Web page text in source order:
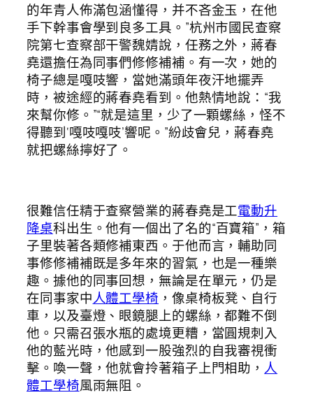
的年青人佈滿包涵懂得，并不吝金玉，在他
手下幹事會學到良多工具。”杭州市國民查察
院第七查察部干警魏婧說，任務之外，蔣春
堯還擔任為同事們修修補補。有一次，她的
椅子總是嘎吱響，當她滿頭年夜汗地擺弄
時，被途經的蔣春堯看到。他熱情地說：“我
來幫你修。”“就是這里，少了一顆螺絲，怪不
得聽到‘嘎吱嘎吱’響呢。”紛歧會兒，蔣春堯
就把螺絲擰好了。
很難信任精于查察營業的蔣春堯是工電動升
降桌科出生。他有一個出了名的“百寶箱”，箱
子里裝著各類修補東西。于他而言，輔助同
事修修補補既是多年來的習氣，也是一種樂
趣。據他的同事回想，無論是在單元，仍是
在同事家中人體工學椅 ，像桌椅板凳、自行
車，以及臺燈、眼鏡腿上的螺絲，都難不倒
他。只需召張水瓶的處境更糟，當圓規刺入
他的藍光時，他感到一股強烈的自我審視衝
擊。喚一聲，他就會拎著箱子上門相助， 人
體工學椅風雨無阻。